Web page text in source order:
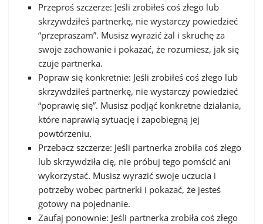
Przeproś szczerze: Jeśli zrobiłeś coś złego lub
skrzywdziłeś partnerkę, nie wystarczy powiedzieć
“przepraszam”. Musisz wyrazić żal i skruchę za
swoje zachowanie i pokazać, że rozumiesz, jak się
czuje partnerka.
Popraw się konkretnie: Jeśli zrobiłeś coś złego lub
skrzywdziłeś partnerkę, nie wystarczy powiedzieć
“poprawię się”. Musisz podjąć konkretne działania,
które naprawią sytuację i zapobiegną jej
powtórzeniu.
Przebacz szczerze: Jeśli partnerka zrobiła coś złego
lub skrzywdziła cię, nie próbuj tego pomścić ani
wykorzystać. Musisz wyrazić swoje uczucia i
potrzeby wobec partnerki i pokazać, że jesteś
gotowy na pojednanie.
Zaufaj ponownie: Jeśli partnerka zrobiła coś złego